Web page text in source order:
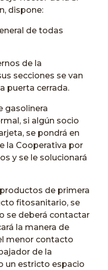
dispone:
de todas
de la
secciones se van
puerta cerrada.
gasolinera
si algún socio
se pondrá en
la Cooperativa por
y se le solucionará
de primera
fitosanitario, se
se deberá contactar
la manera de
menor contacto
de la
un estricto espacio